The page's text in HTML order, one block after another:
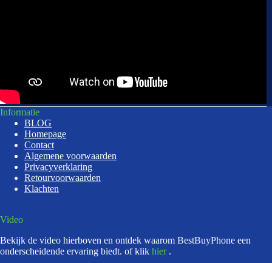
Informatie
BLOG
Homepage
Contact
Algemene voorwaarden
Privacyverklaring
Retourvoorwaarden
Klachten
Video
Bekijk de video hierboven en ontdek waarom BestBuyPhone een
onderscheidende ervaring biedt. of klik hier .